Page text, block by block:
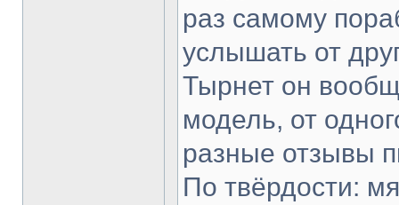
раз самому
услышать от
Тырнет он
модель, от
разные отзывы
По твёрдости: